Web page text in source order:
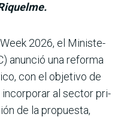
2026, el Ministe­
anunció una reforma
con el objetivo de
incorporar al sector pri­
de la propuesta,